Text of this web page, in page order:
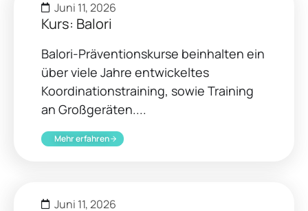
Juni 11, 2026
Kurs: Balori
Balori-Präventionskurse beinhalten ein
über viele Jahre entwickeltes
Koordinationstraining, sowie Training
an Großgeräten....
Mehr erfahren
Juni 11, 2026